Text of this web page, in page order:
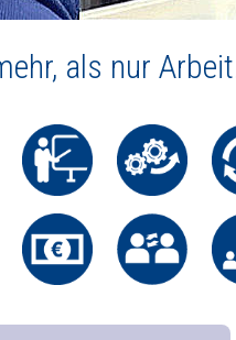
als nur